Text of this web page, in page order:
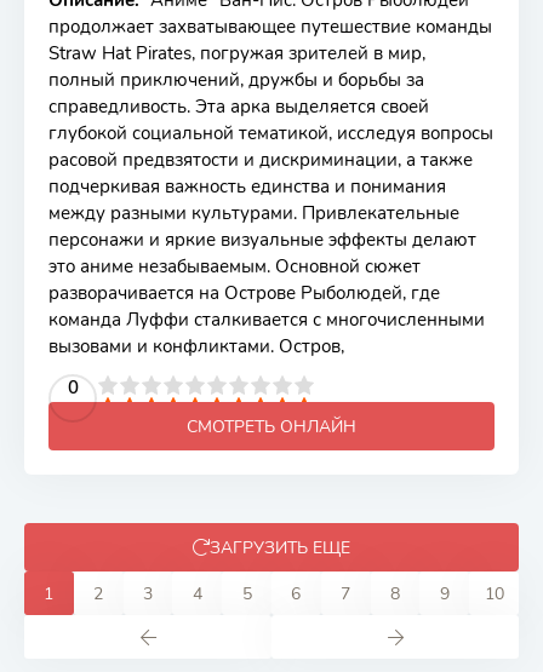
продолжает захватывающее путешествие команды
Straw Hat Pirates, погружая зрителей в мир,
полный приключений, дружбы и борьбы за
справедливость. Эта арка выделяется своей
глубокой социальной тематикой, исследуя вопросы
расовой предвзятости и дискриминации, а также
подчеркивая важность единства и понимания
между разными культурами. Привлекательные
персонажи и яркие визуальные эффекты делают
это аниме незабываемым. Основной сюжет
разворачивается на Острове Рыболюдей, где
команда Луффи сталкивается с многочисленными
вызовами и конфликтами. Остров,
0
4 5 6 7 8 9 10
СМОТРЕТЬ ОНЛАЙН
ЗАГРУЗИТЬ ЕЩЕ
1
2 3 4 5 6 7 8 9 10